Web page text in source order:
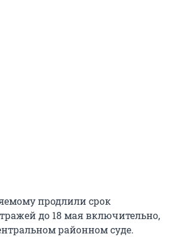
продлили срок
до 18 мая включительно,
районном суде.